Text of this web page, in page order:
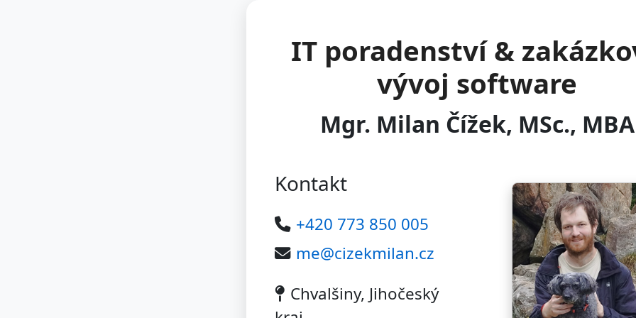
IT poradenství &
vývoj software
Mgr. Milan Čížek, MSc., MBA
Kontakt
+420 773 850 005
me@cizekmilan.cz
Chvalšiny, Jihočeský